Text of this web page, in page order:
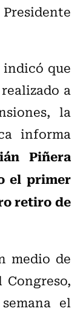
indicó que
a
la
informa
Piñera
el primer
retiro de
medio de
el